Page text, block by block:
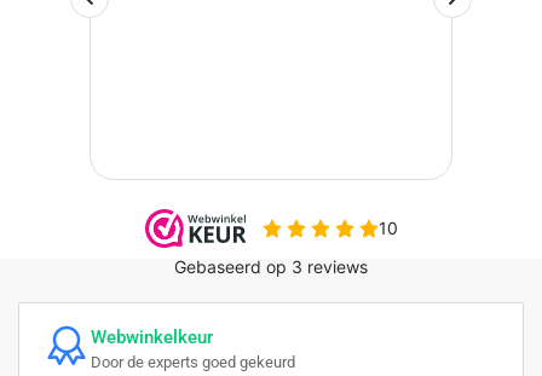
Webwinkelkeur
Door de experts goed gekeurd